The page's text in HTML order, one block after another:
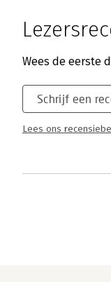
Wees de eerste
Schrijf een
Lees ons